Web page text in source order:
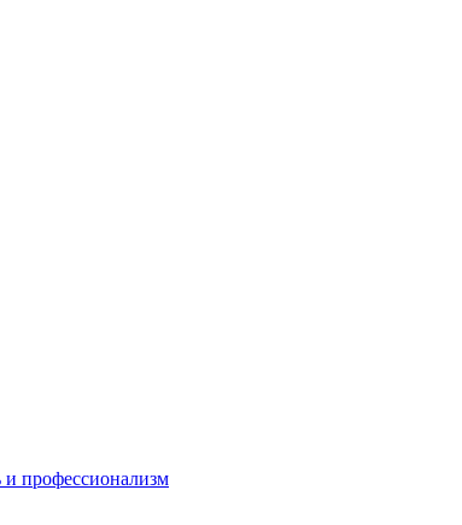
и профессионализм